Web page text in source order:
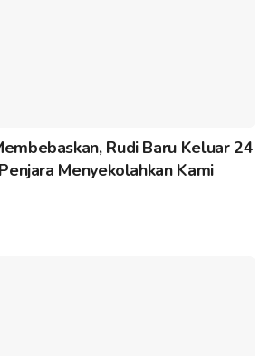
Rudi Baru Keluar 24
Menyekolahkan Kami